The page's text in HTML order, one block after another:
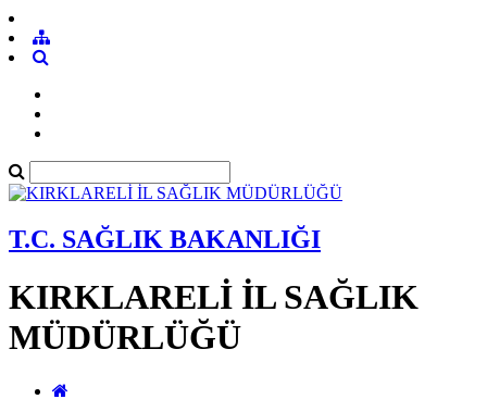
T.C. SAĞLIK BAKANLIĞI
KIRKLARELİ İL SAĞLIK
MÜDÜRLÜĞÜ